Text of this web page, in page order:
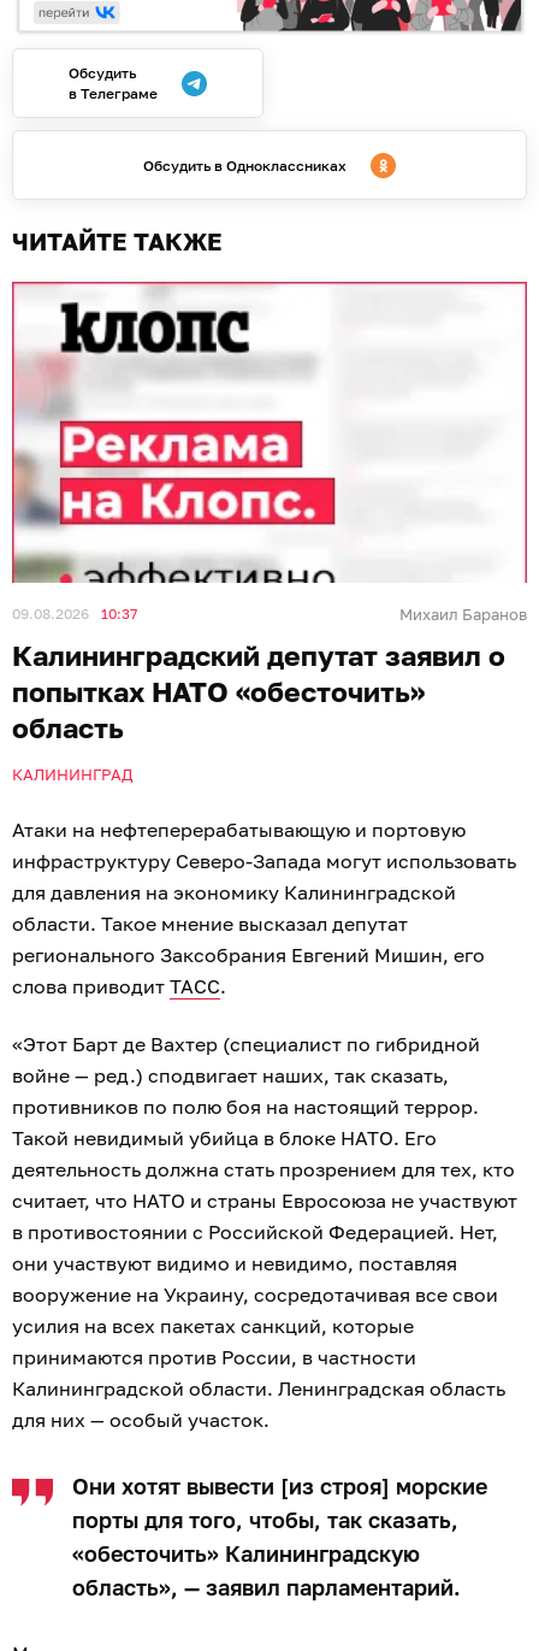
Обсудить
в Телеграме
Обсудить в Одноклассниках
ЧИТАЙТЕ ТАКЖЕ
09.08.2026 10:37 Михаил Баранов
Калининградский депутат заявил о
попытках НАТО «обесточить»
область
КАЛИНИНГРАД
Атаки на нефтеперерабатывающую и портовую
инфраструктуру Северо-Запада могут использовать
для давления на экономику Калининградской
области. Такое мнение высказал депутат
регионального Заксобрания Евгений Мишин, его
слова приводит ТАСС.
«Этот Барт де Вахтер (специалист по гибридной
войне — ред.) сподвигает наших, так сказать,
противников по полю боя на настоящий террор.
Такой невидимый убийца в блоке НАТО. Его
деятельность должна стать прозрением для тех, кто
считает, что НАТО и страны Евросоюза не участвуют
в противостоянии с Российской Федерацией. Нет,
они участвуют видимо и невидимо, поставляя
вооружение на Украину, сосредотачивая все свои
усилия на всех пакетах санкций, которые
принимаются против России, в частности
Калининградской области. Ленинградская область
для них — особый участок.
Они хотят вывести [из строя] морские
порты для того, чтобы, так сказать,
«обесточить» Калининградскую
область», — заявил парламентарий.